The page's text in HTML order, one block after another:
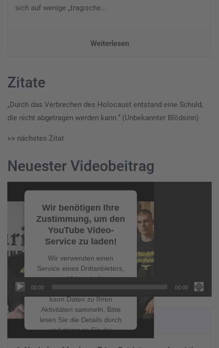
sich auf wenige „tragische...
Weiterlesen
Zitate
„Durch das Verbrechen des Holocaust entstand eine Schuld,
die nicht abgetragen werden kann.“ (Unbekannter Blödsinn)
>> nächstes Zitat
Neuester Videobeitrag
Player
Wir benötigen Ihre
Zustimmung, um den
YouTube Video-
Service zu laden!
Wir verwenden einen
Service eines Drittanbieters,
um Videoinhalte
einzubetten. Dieser Service
kann Daten zu Ihren
Aktivitäten sammeln. Bitte
lesen Sie die Details durch
und stimmen Sie der
Nutzung des Service zu, um
00:00 00:00
NEUESTE BEITRÄGE